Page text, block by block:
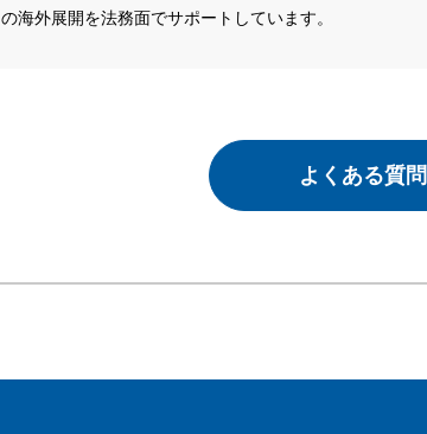
の海外展開を法務面でサポートしています。
よくある質